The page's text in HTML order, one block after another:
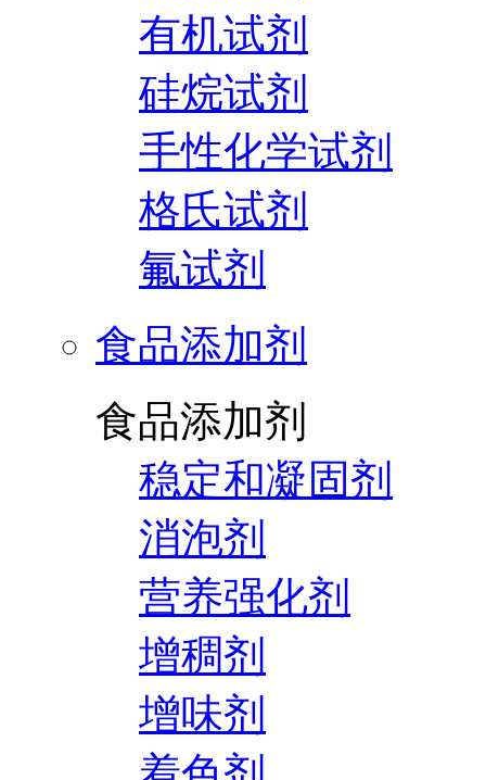
有机试剂
硅烷试剂
手性化学试剂
格氏试剂
氟试剂
食品添加剂
食品添加剂
稳定和凝固剂
消泡剂
营养强化剂
增稠剂
增味剂